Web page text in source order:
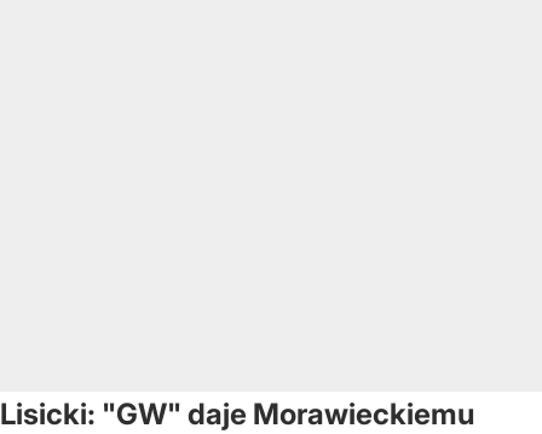
Lisicki: "GW" daje Morawieckiemu